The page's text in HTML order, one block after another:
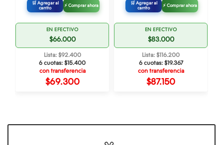
🛒 Agregar al
carrito
⚡ Comprar ahora
EN EFECTIVO
$66.000
Lista: $92.400
6 cuotas: $15.400
con transferencia
$69.300
🛒 Agregar al
carrito
⚡ Comprar ahora
EN EFECTIVO
$83.000
Lista: $116.200
6 cuotas: $19.367
con transferencia
$87.150